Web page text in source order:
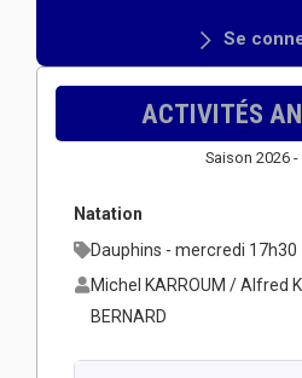
Se
ACTIVITÉS
Saison 2026 -
Natation
Dauphins - mercredi 17h30
Michel KARROUM / Alfred
BERNARD